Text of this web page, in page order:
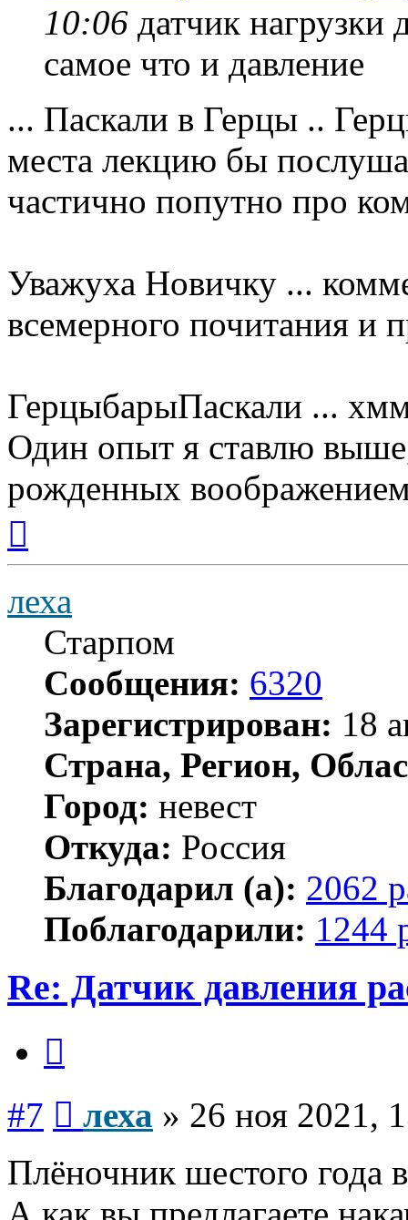
10:06 датчик нагрузки
самое что и давление
... Паскали в Герцы ..
места лекцию бы
частично попутно про
Уважуха Новичку ...
всемерного почитания и
ГерцыбарыПаскали ...
Один опыт я ставлю
рожденных
началу
леха
Старпом
Сообщения: 6320
Зарегистрирован: 18
Страна, Регион,
Город: невест
Откуда: Россия
Благодарил (а): 2062
Поблагодарили: 1244
Re: Датчик давления
#7 леха » 26 ноя 2021,
Плёночник шестого года